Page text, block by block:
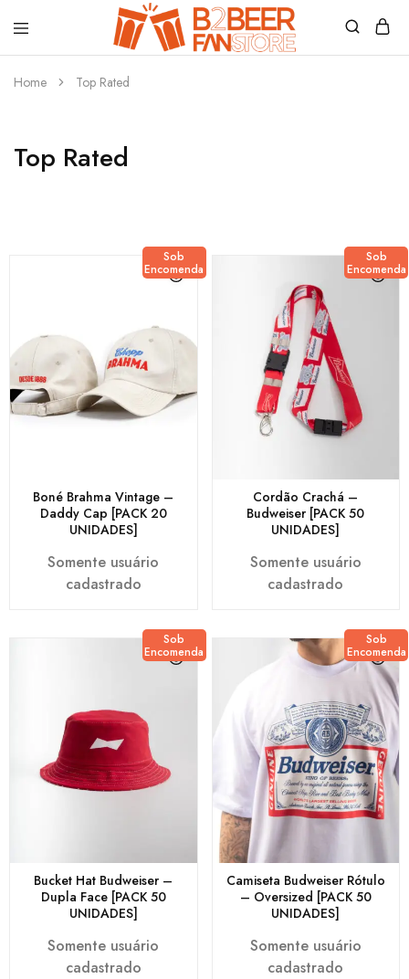
B2beerfanstore
Home Top Rated
Top Rated
Sob
Encomenda
Boné Brahma Vintage –
Daddy Cap [PACK 20
UNIDADES]
Somente usuário
cadastrado
Sob
Encomenda
Cordão Crachá –
Budweiser [PACK 50
UNIDADES]
Somente usuário
cadastrado
Sob
Encomenda
Bucket Hat Budweiser –
Dupla Face [PACK 50
UNIDADES]
Somente usuário
cadastrado
Sob
Encomenda
Camiseta Budweiser Rótulo
– Oversized [PACK 50
UNIDADES]
Somente usuário
cadastrado